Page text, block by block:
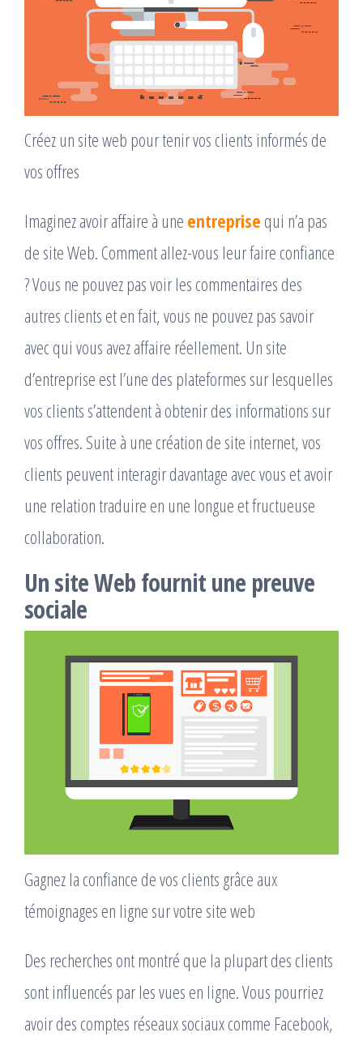
Créez un site web pour tenir vos clients informés de
vos offres
Imaginez avoir affaire à une entreprise qui n’a pas
de site Web. Comment allez-vous leur faire confiance
? Vous ne pouvez pas voir les commentaires des
autres clients et en fait, vous ne pouvez pas savoir
avec qui vous avez affaire réellement. Un site
d’entreprise est l’une des plateformes sur lesquelles
vos clients s’attendent à obtenir des informations sur
vos offres. Suite à une création de site internet, vos
clients peuvent interagir davantage avec vous et avoir
une relation traduire en une longue et fructueuse
collaboration.
Un site Web fournit une preuve
sociale
Gagnez la confiance de vos clients grâce aux
témoignages en ligne sur votre site web
Des recherches ont montré que la plupart des clients
sont influencés par les vues en ligne. Vous pourriez
avoir des comptes réseaux sociaux comme Facebook,